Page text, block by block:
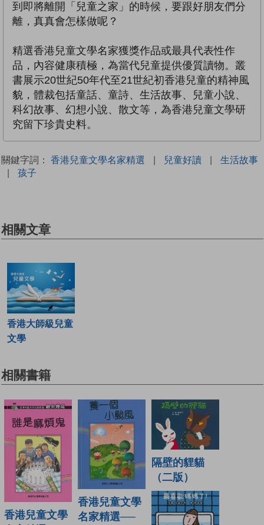
到即將離開「兒童之家」的時候，要跟好朋友們分
離，真真會怎樣做呢？
精選香港兒童文學名家獲獎作品或最具代表性作
品，內容健康積極，為當代兒童提供優質讀物。叢
書展示20世紀50年代至21世紀初香港兒童的精神風
貌，體裁包括童話、童詩、生活故事、兒童小說、
科幻故事、幻想小說、散文等，為香港兒童文學研
究留下珍貴史料。
關鍵字詞： 香港兒童文學名家精選 | 兒童好讀 |
生活故事
|
孩子
相關文章
香港大師級兒童
文學
相關書籍
香港兒童文學
香港兒童文學
名家精選──
隔壁的貍貓
（二版）